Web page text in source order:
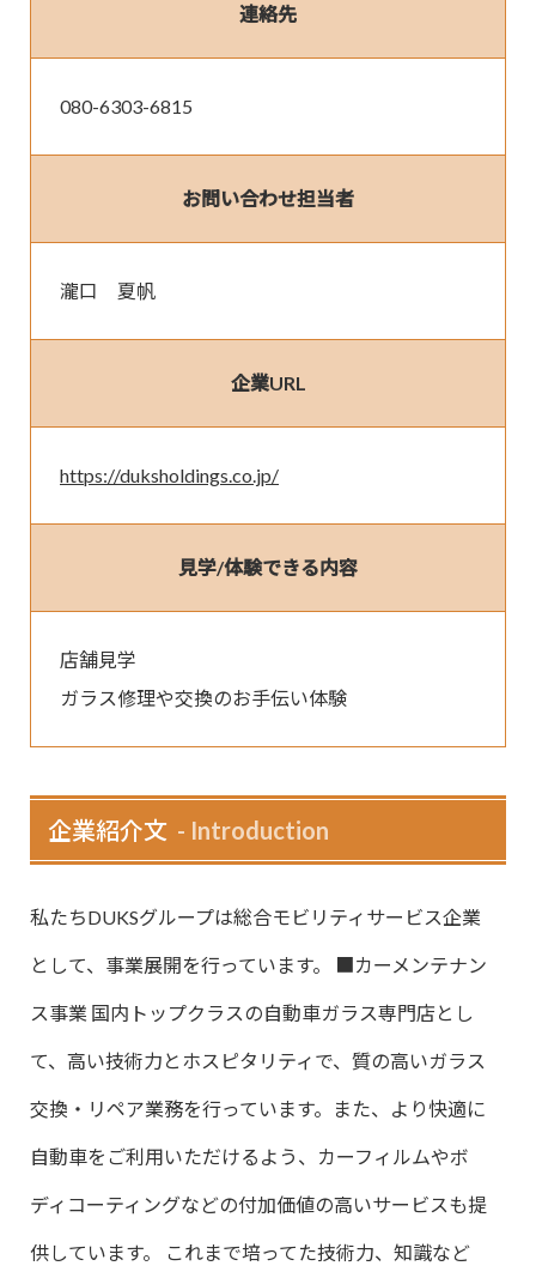
連絡先
080-6303-6815
お問い合わせ担当者
瀧口　夏帆
企業URL
https://duksholdings.co.jp/
見学/体験できる内容
店舗見学
ガラス修理や交換のお手伝い体験
企業紹介文 Introduction
私たちDUKSグループは総合モビリティサービス企業
として、事業展開を行っています。 ■カーメンテナン
ス事業 国内トップクラスの自動車ガラス専門店とし
て、高い技術力とホスピタリティで、質の高いガラス
交換・リペア業務を行っています。また、より快適に
自動車をご利用いただけるよう、カーフィルムやボ
ディコーティングなどの付加価値の高いサービスも提
供しています。 これまで培ってた技術力、知識など